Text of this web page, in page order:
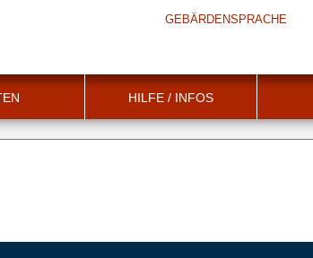
GEBÄRDENSPRACHE
HILFE / INFOS